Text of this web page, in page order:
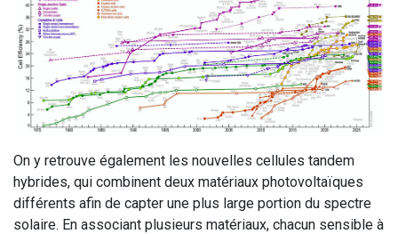
On y retrouve également les nouvelles cellules tandem
hybrides, qui combinent deux matériaux photovoltaïques
différents afin de capter une plus large portion du spectre
solaire. En associant plusieurs matériaux, chacun sensible à